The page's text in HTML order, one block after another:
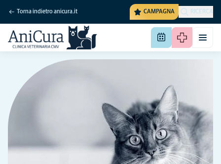
Torna indietro anicura.it CAMPAGNA RICERCA